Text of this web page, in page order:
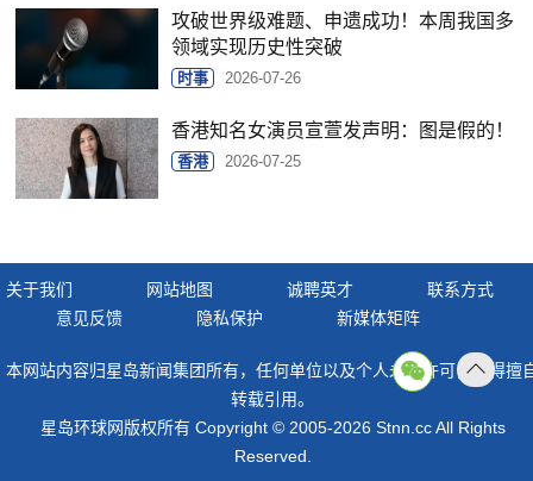
攻破世界级难题、申遗成功！本周我国多
领域实现历史性突破
时事 2026-07-26
香港知名女演员宣萱发声明：图是假的！
香港 2026-07-25
关于我们 网站地图 诚聘英才
联系方式
意见反馈
隐私保护 新媒体矩阵
本网站内容归星岛新闻集团所有，任何单位以及个人未经许可，不得擅
转载引用。
星岛环球网版权所有 Copyright © 2005-2026 Stnn.cc All Rights
Reserved.
顶部